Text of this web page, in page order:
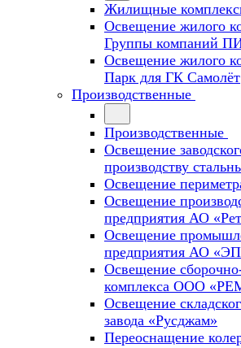
Жилищные
Освещение жилого
Группы компаний
Освещение жилого
Парк для ГК Самолёт
Производственные
Производственные
Освещение
производству
Освещение
Освещение
предприятия АО
Освещение
предприятия АО
Освещение
комплекса ООО
Освещение
завода «Русджам»
Переоснащение